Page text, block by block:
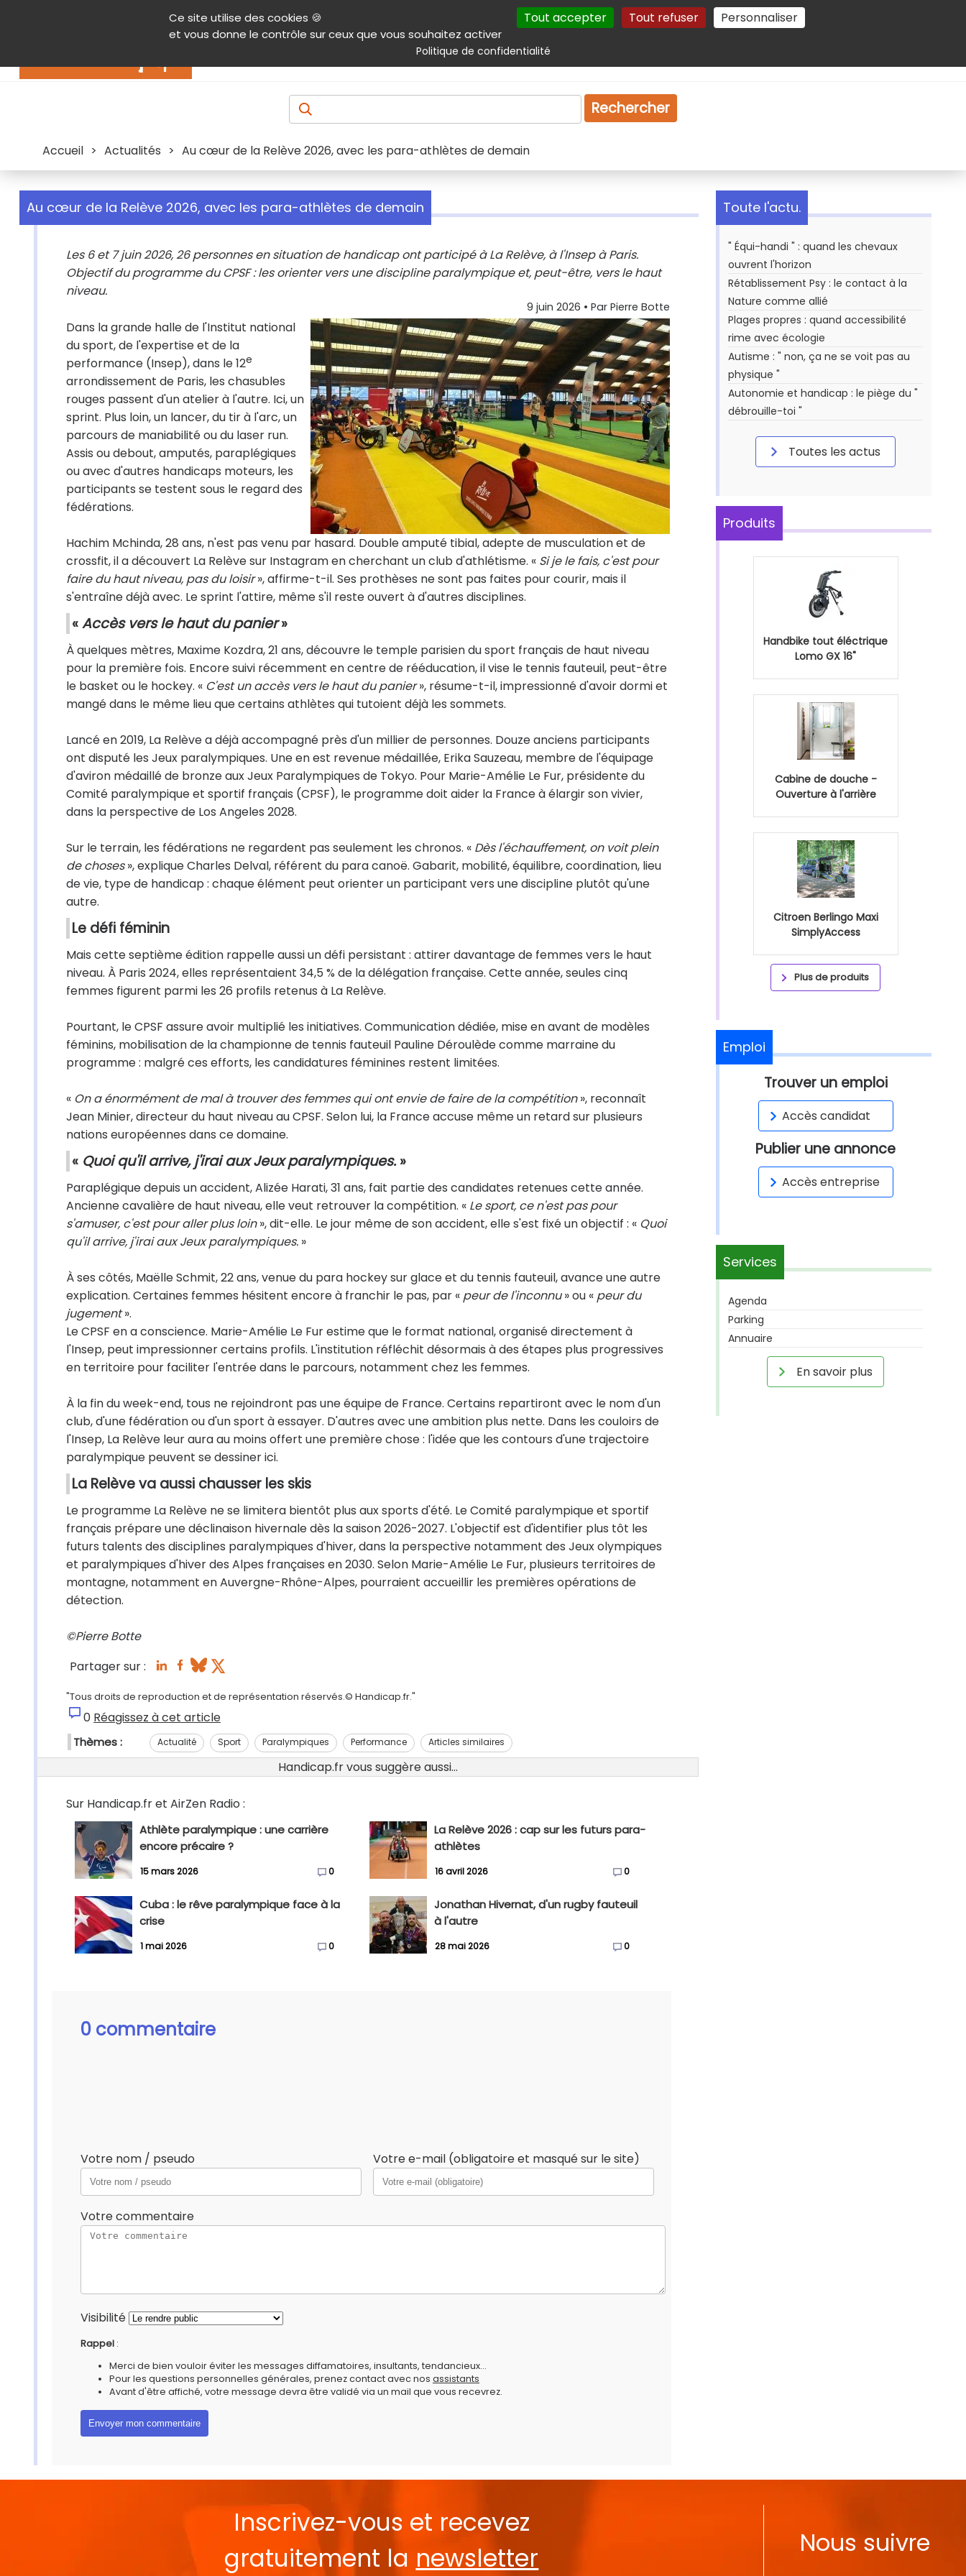
Ce site utilise des cookies 🍪
et vous donne le contrôle sur ceux que vous souhaitez activer
Tout accepter Tout refuser Personnaliser
Politique de confidentialité
Contenu Aide et accessibilité Menu principal Autres services Plan du site Gestion des cookies
Produits & services Emploi Droit
Rechercher
Accueil > Actualités > Au cœur de la Relève 2026, avec les para-athlètes de demain
Au cœur de la Relève 2026, avec les para-athlètes de demain
Les 6 et 7 juin 2026, 26 personnes en situation de handicap ont participé à La Relève, à l'Insep à Paris.
Objectif du programme du CPSF : les orienter vers une discipline paralympique et, peut-être, vers le haut
niveau.
9 juin 2026 • Par Pierre Botte
Dans la grande halle de l'Institut national
du sport, de l'expertise et de la
performance (Insep), dans le 12e
arrondissement de Paris, les chasubles
rouges passent d'un atelier à l'autre. Ici, un
sprint. Plus loin, un lancer, du tir à l'arc, un
parcours de maniabilité ou du laser run.
Assis ou debout, amputés, paraplégiques
ou avec d'autres handicaps moteurs, les
participants se testent sous le regard des
fédérations.
Hachim Mchinda, 28 ans, n'est pas venu par hasard. Double amputé tibial, adepte de musculation et de
crossfit, il a découvert La Relève sur Instagram en cherchant un club d'athlétisme. « Si je le fais, c'est pour
faire du haut niveau, pas du loisir», affirme-t-il. Ses prothèses ne sont pas faites pour courir, mais il
s'entraîne déjà avec. Le sprint l'attire, même s'il reste ouvert à d'autres disciplines.
«Accès vers le haut du panier»
À quelques mètres, Maxime Kozdra, 21 ans, découvre le temple parisien du sport français de haut niveau
pour la première fois. Encore suivi récemment en centre de rééducation, il vise le tennis fauteuil, peut-être
le basket ou le hockey. « C'est un accès vers le haut du panier», résume-t-il, impressionné d'avoir dormi et
mangé dans le même lieu que certains athlètes qui tutoient déjà les sommets.
Lancé en 2019, La Relève a déjà accompagné près d'un millier de personnes. Douze anciens participants
ont disputé les Jeux paralympiques. Une en est revenue médaillée, Erika Sauzeau, membre de l'équipage
d'aviron médaillé de bronze aux Jeux Paralympiques de Tokyo. Pour Marie-Amélie Le Fur, présidente du
Comité paralympique et sportif français (CPSF), le programme doit aider la France à élargir son vivier,
dans la perspective de Los Angeles 2028.
Sur le terrain, les fédérations ne regardent pas seulement les chronos. « Dès l'échauffement, on voit plein
de choses», explique Charles Delval, référent du para canoë. Gabarit, mobilité, équilibre, coordination, lieu
de vie, type de handicap : chaque élément peut orienter un participant vers une discipline plutôt qu'une
autre.
Le défi féminin
Mais cette septième édition rappelle aussi un défi persistant : attirer davantage de femmes vers le haut
niveau. À Paris 2024, elles représentaient 34,5 % de la délégation française. Cette année, seules cinq
femmes figurent parmi les 26 profils retenus à La Relève.
Pourtant, le CPSF assure avoir multiplié les initiatives. Communication dédiée, mise en avant de modèles
féminins, mobilisation de la championne de tennis fauteuil Pauline Déroulède comme marraine du
programme : malgré ces efforts, les candidatures féminines restent limitées.
« On a énormément de mal à trouver des femmes qui ont envie de faire de la compétition», reconnaît
Jean Minier, directeur du haut niveau au CPSF. Selon lui, la France accuse même un retard sur plusieurs
nations européennes dans ce domaine.
« Quoi qu'il arrive, j'irai aux Jeux paralympiques.»
Paraplégique depuis un accident, Alizée Harati, 31 ans, fait partie des candidates retenues cette année.
Ancienne cavalière de haut niveau, elle veut retrouver la compétition. « Le sport, ce n'est pas pour
s'amuser, c'est pour aller plus loin», dit-elle. Le jour même de son accident, elle s'est fixé un objectif : « Quoi
qu'il arrive, j'irai aux Jeux paralympiques. »
À ses côtés, Maëlle Schmit, 22 ans, venue du para hockey sur glace et du tennis fauteuil, avance une autre
explication. Certaines femmes hésitent encore à franchir le pas, par « peur de l'inconnu» ou « peur du
jugement».
Le CPSF en a conscience. Marie-Amélie Le Fur estime que le format national, organisé directement à
l'Insep, peut impressionner certains profils. L'institution réfléchit désormais à des étapes plus progressives
en territoire pour faciliter l'entrée dans le parcours, notamment chez les femmes.
À la fin du week-end, tous ne rejoindront pas une équipe de France. Certains repartiront avec le nom d'un
club, d'une fédération ou d'un sport à essayer. D'autres avec une ambition plus nette. Dans les couloirs de
l'Insep, La Relève leur aura au moins offert une première chose : l'idée que les contours d'une trajectoire
paralympique peuvent se dessiner ici.
La Relève va aussi chausser les skis
Le programme La Relève ne se limitera bientôt plus aux sports d'été. Le Comité paralympique et sportif
français prépare une déclinaison hivernale dès la saison 2026-2027. L'objectif est d'identifier plus tôt les
futurs talents des disciplines paralympiques d'hiver, dans la perspective notamment des Jeux olympiques
et paralympiques d'hiver des Alpes françaises en 2030. Selon Marie-Amélie Le Fur, plusieurs territoires de
montagne, notamment en Auvergne-Rhône-Alpes, pourraient accueillir les premières opérations de
détection.
©Pierre Botte
Partager sur :
"Tous droits de reproduction et de représentation réservés.© Handicap.fr."
0 Réagissez à cet article
Thèmes : Actualité Sport Paralympiques Performance Articles similaires
Handicap.fr vous suggère aussi...
Sur Handicap.fr et AirZen Radio :
Athlète paralympique : une carrière
encore précaire ?
15 mars 2026 0
La Relève 2026 : cap sur les futurs para-
athlètes
16 avril 2026 0
Cuba : le rêve paralympique face à la
crise
1 mai 2026 0
Jonathan Hivernat, d'un rugby fauteuil
à l'autre
28 mai 2026 0
0 commentaire
Votre nom / pseudo Votre e-mail (obligatoire et masqué sur le site)
Votre commentaire
Visibilité
Rappel :
Merci de bien vouloir éviter les messages diffamatoires, insultants, tendancieux...
Pour les questions personnelles générales, prenez contact avec nos assistants
Avant d'être affiché, votre message devra être validé via un mail que vous recevrez.
Toute l'actu.
" Équi-handi " : quand les chevaux
ouvrent l'horizon
Rétablissement Psy : le contact à la
Nature comme allié
Plages propres : quand accessibilité
rime avec écologie
Autisme : " non, ça ne se voit pas au
physique "
Autonomie et handicap : le piège du "
débrouille-toi "
Toutes les actus
Produits
Handbike tout éléctrique
Lomo GX 16"
Cabine de douche -
Ouverture à l'arrière
Citroen Berlingo Maxi
SimplyAccess
Plus de produits
Emploi
Trouver un emploi
Accès candidat
Publier une annonce
Accès entreprise
Services
Agenda
Parking
Annuaire
En savoir plus
Inscrivez-vous et recevez
gratuitement la newsletter Nous suivre